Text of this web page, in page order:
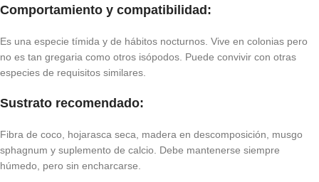
Comportamiento y compatibilidad:
Es una especie tímida y de hábitos nocturnos. Vive en colonias pero
no es tan gregaria como otros isópodos. Puede convivir con otras
especies de requisitos similares.
Sustrato recomendado:
Fibra de coco, hojarasca seca, madera en descomposición, musgo
sphagnum y suplemento de calcio. Debe mantenerse siempre
húmedo, pero sin encharcarse.